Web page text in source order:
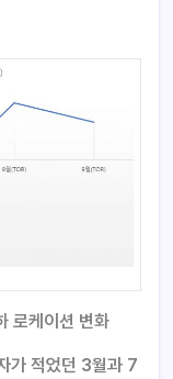
로케이션 변화
가 적었던 3월과 7